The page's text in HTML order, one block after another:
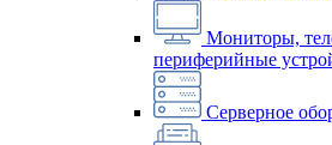
Мониторы,
периферийные
Серверное